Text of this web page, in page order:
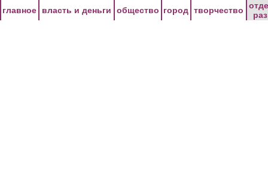
главное власть и деньги общество город творчество